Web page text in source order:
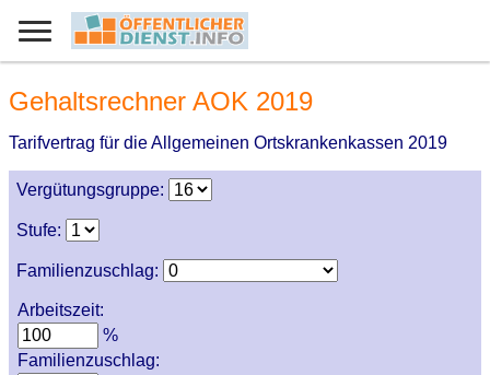
Gehaltsrechner AOK 2019
Tarifvertrag für die Allgemeinen Ortskrankenkassen 2019
Vergütungsgruppe:
Stufe:
Familienzuschlag:
Arbeitszeit:
%
Familienzuschlag: